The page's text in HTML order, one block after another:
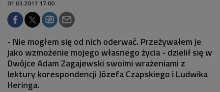
01.03.2017 17:00
- Nie mogłem się od nich oderwać. Przeżywałem je
jako wzmożenie mojego własnego życia - dzielił się w
Dwójce Adam Zagajewski swoimi wrażeniami z
lektury korespondencji Józefa Czapskiego i Ludwika
Heringa.